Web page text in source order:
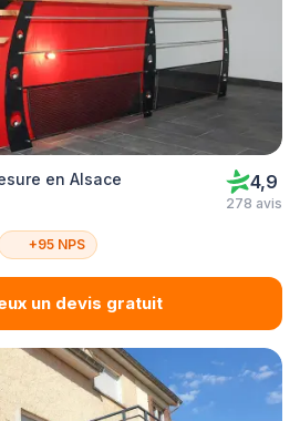
en Alsace 4,9
278 avis
+95 NPS
un devis gratuit